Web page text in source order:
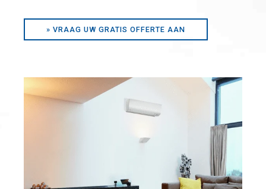
» VRAAG UW GRATIS OFFERTE AAN